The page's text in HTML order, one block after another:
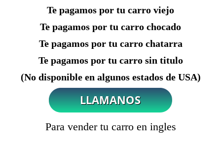
Te pagamos por tu carro viejo
Te pagamos por tu carro chocado
Te pagamos por tu carro chatarra
Te pagamos por tu carro sin titulo
(No disponible en algunos estados de USA)
Para vender tu carro en ingles